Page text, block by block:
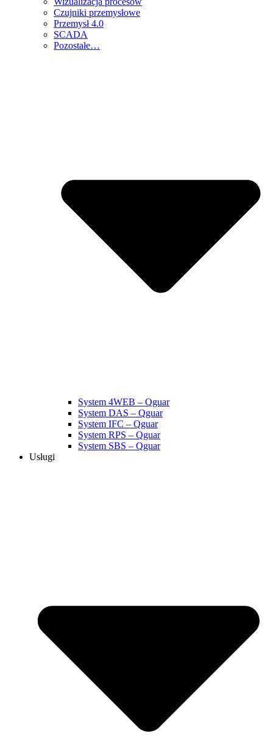
Czujniki przemysłowe
Przemysł 4.0
SCADA
Pozostałe…
System 4WEB – Qguar
System DAS – Qguar
System IFC – Qguar
System RPS – Qguar
System SBS – Qguar
Usługi